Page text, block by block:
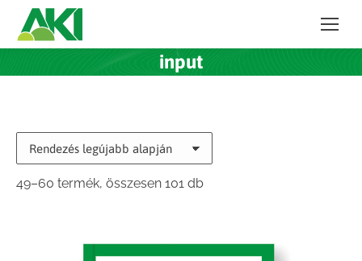
input
49–60 termék, összesen 101 dbSorted